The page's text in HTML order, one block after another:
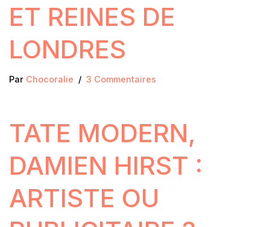
ET REINES DE
LONDRES
Par Chocoralie 3 Commentaires
TATE MODERN,
DAMIEN HIRST :
ARTISTE OU